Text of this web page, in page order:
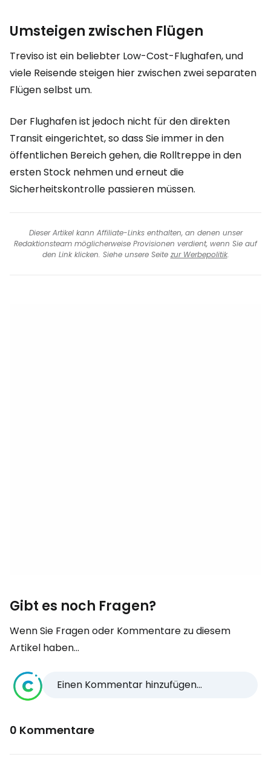
Umsteigen zwischen Flügen
Treviso ist ein beliebter Low-Cost-Flughafen, und
viele Reisende steigen hier zwischen zwei separaten
Flügen selbst um.
Der Flughafen ist jedoch nicht für den direkten
Transit eingerichtet, so dass Sie immer in den
öffentlichen Bereich gehen, die Rolltreppe in den
ersten Stock nehmen und erneut die
Sicherheitskontrolle passieren müssen.
Dieser Artikel kann Affiliate-Links enthalten, an denen unser
Redaktionsteam möglicherweise Provisionen verdient, wenn Sie auf
den Link klicken. Siehe unsere Seite zur Werbepolitik.
Gibt es noch Fragen?
Wenn Sie Fragen oder Kommentare zu diesem
Artikel haben...
Einen Kommentar hinzufügen...
0 Kommentare